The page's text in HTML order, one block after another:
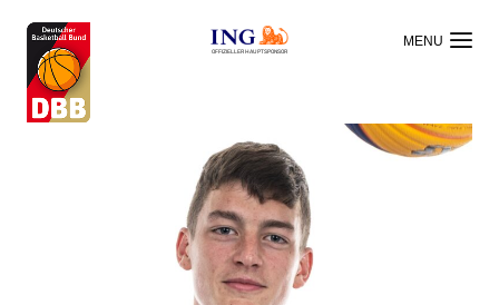
OFFIZIELLER HAUPTSPONSOR